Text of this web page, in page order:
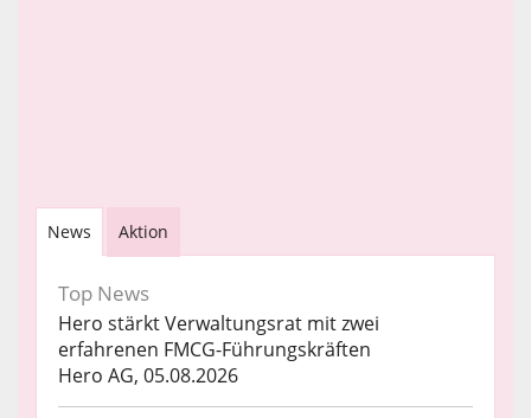
News Aktion
Top News
Hero stärkt Verwaltungsrat mit zwei
erfahrenen FMCG-Führungskräften
Hero AG, 05.08.2026